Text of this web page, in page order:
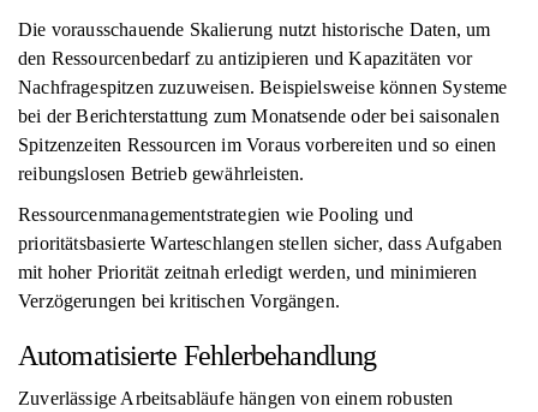
Die vorausschauende Skalierung nutzt historische Daten, um
den Ressourcenbedarf zu antizipieren und Kapazitäten vor
Nachfragespitzen zuzuweisen. Beispielsweise können Systeme
bei der Berichterstattung zum Monatsende oder bei saisonalen
Spitzenzeiten Ressourcen im Voraus vorbereiten und so einen
reibungslosen Betrieb gewährleisten.
Ressourcenmanagementstrategien wie Pooling und
prioritätsbasierte Warteschlangen stellen sicher, dass Aufgaben
mit hoher Priorität zeitnah erledigt werden, und minimieren
Verzögerungen bei kritischen Vorgängen.
Automatisierte Fehlerbehandlung
Zuverlässige Arbeitsabläufe hängen von einem robusten